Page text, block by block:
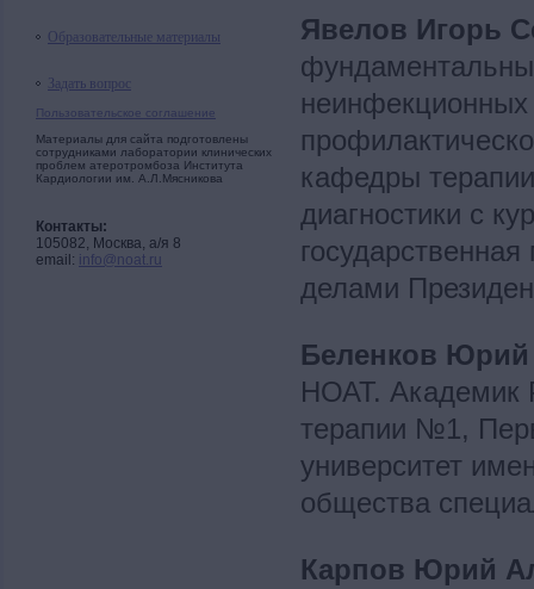
Образовательные материалы
Задать вопрос
Пользовательское соглашение
Материалы для сайта подготовлены
сотрудниками лаборатории клинических
проблем атеротромбоза Института
Кардиологии им. А.Л.Мясникова
Контакты:
105082, Москва, а/я 8
email: info@noat.ru
Явелов Игорь
кафедры
диагностики с
делами
Беленков Юрий
НОАТ. Академик
терапии №1,
университет
общества
Карпов Юрий